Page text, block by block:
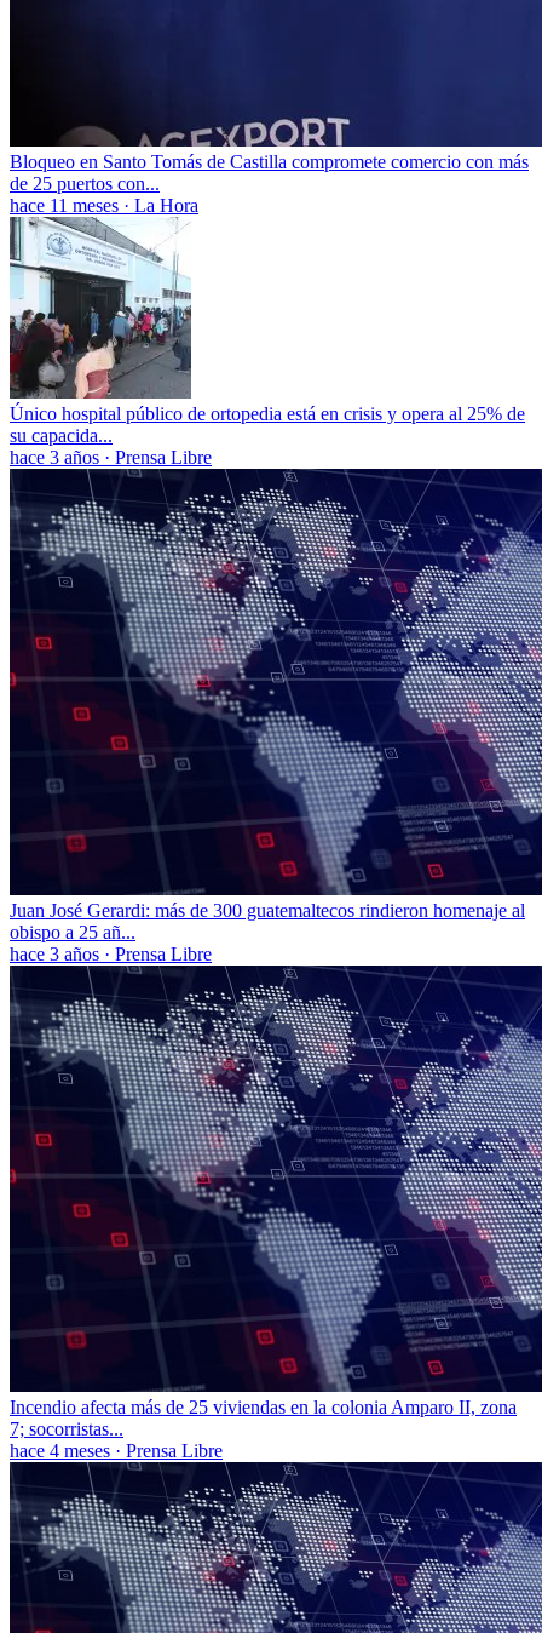
Bloqueo en Santo Tomás de Castilla compromete comercio con más
de 25 puertos con...
hace 11 meses · La Hora
Único hospital público de ortopedia está en crisis y opera al 25% de
su capacida...
hace 3 años · Prensa Libre
Juan José Gerardi: más de 300 guatemaltecos rindieron homenaje al
obispo a 25 añ...
hace 3 años · Prensa Libre
Incendio afecta más de 25 viviendas en la colonia Amparo II, zona
7; socorristas...
hace 4 meses · Prensa Libre